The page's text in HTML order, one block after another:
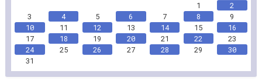
1
2
3
4 5 6 7 8
9
10
11 12 13 14 15
16
17
18 19 20 21 22
23
24
25 26 27 28 29
30
31